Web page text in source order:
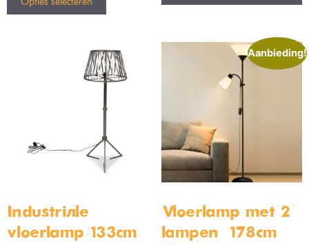
Industriële
vloerlamp 133cm
Aanbieding!
Vloerlamp met 2
lampen – 178cm –